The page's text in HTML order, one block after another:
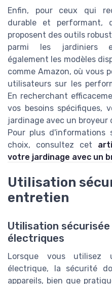
Enfin, pour ceux qui
durable et performant,
proposent des outils
parmi les jardiniers
également les modèles
comme Amazon, où vous
utilisateurs sur les
En recherchant
vos besoins spécifiques,
jardinage avec un
Pour plus d'informations
choix, consultez cet
votre jardinage avec un
Utilisation
entretien
Utilisation
électriques
Lorsque vous utilisez
électrique, la sécurité
appareils, bien que